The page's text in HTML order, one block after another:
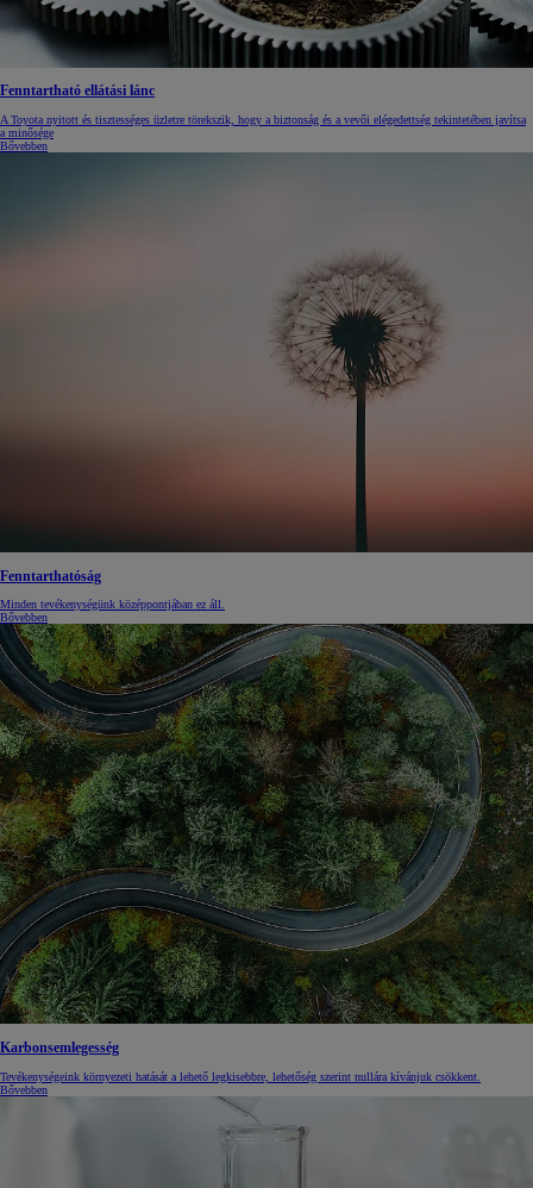
Fenntartható ellátási lánc
A Toyota nyitott és tisztességes üzletre törekszik, hogy a biztonság és a vevői elégedettség tekintetében javítsa
a minősége
Bővebben
Fenntarthatóság
Minden tevékenységünk középpontjában ez áll.
Bővebben
Karbonsemlegesség
Tevékenységeink környezeti hatását a lehető legkisebbre, lehetőség szerint nullára kívánjuk csökkent.
Bővebben